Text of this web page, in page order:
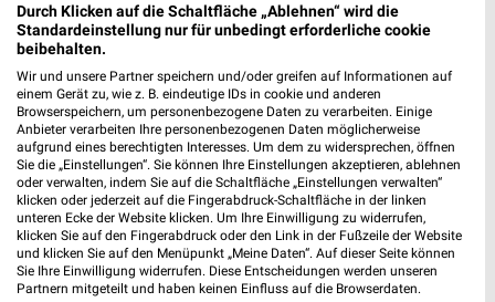
Autohaus Troitzsch Delitzsch
Friedrich-Ebert-Str. 8
04509 Delitzsch
Heute 09:00 - 18:00 Uhr | Geschlossen
132,11 km
Louis MEGAShop Leipzig
Essener Str. 11
04129 Leipzig
Heute 09:00 - 21:00 Uhr | Geöffnet
Durch Klicken auf die Schaltfläche „Ablehnen“ wird die
Standardeinstellung nur für unbedingt erforderliche cookie
beibehalten.
Wir und unsere Partner speichern und/oder greifen auf Informationen auf
einem Gerät zu, wie z. B. eindeutige IDs in cookie und anderen
Browserspeichern, um personenbezogene Daten zu verarbeiten. Einige
Anbieter verarbeiten Ihre personenbezogenen Daten möglicherweise
aufgrund eines berechtigten Interesses. Um dem zu widersprechen, öffnen
Sie die „Einstellungen“. Sie können Ihre Einstellungen akzeptieren, ablehnen
oder verwalten, indem Sie auf die Schaltfläche „Einstellungen verwalten“
klicken oder jederzeit auf die Fingerabdruck-Schaltfläche in der linken
unteren Ecke der Website klicken. Um Ihre Einwilligung zu widerrufen,
klicken Sie auf den Fingerabdruck oder den Link in der Fußzeile der Website
und klicken Sie auf den Menüpunkt „Meine Daten“. Auf dieser Seite können
Sie Ihre Einwilligung widerrufen. Diese Entscheidungen werden unseren
Partnern mitgeteilt und haben keinen Einfluss auf die Browserdaten.